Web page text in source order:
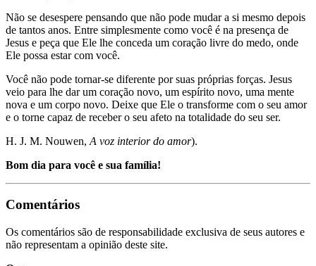
Não se desespere pensando que não pode mudar a si mesmo depois
de tantos anos. Entre simplesmente como você é na presença de
Jesus e peça que Ele lhe conceda um coração livre do medo, onde
Ele possa estar com você.
Você não pode tornar-se diferente por suas próprias forças. Jesus
veio para lhe dar um coração novo, um espírito novo, uma mente
nova e um corpo novo. Deixe que Ele o transforme com o seu amor
e o torne capaz de receber o seu afeto na totalidade do seu ser.
H. J. M. Nouwen, A voz interior do amor).
Bom dia para você e sua família!
Comentários
Os comentários são de responsabilidade exclusiva de seus autores e
não representam a opinião deste site.